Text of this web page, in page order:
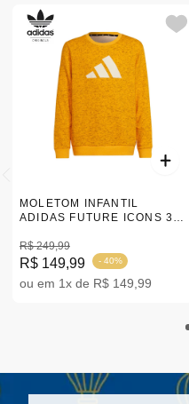
MOLETOM INFANTIL
ADIDAS FUTURE ICONS 3
|HA3919
R$ 249,99
R$ 149,99 - 40%
ou em 1x de R$ 149,99